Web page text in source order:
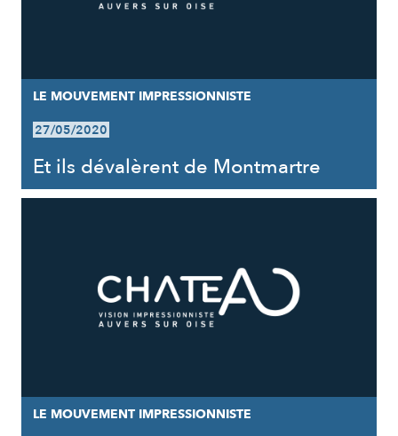
LE MOUVEMENT IMPRESSIONNISTE
27/05/2020
Et ils dévalèrent de Montmartre
LE MOUVEMENT IMPRESSIONNISTE